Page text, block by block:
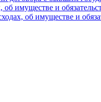
об имуществе и
об имуществе и